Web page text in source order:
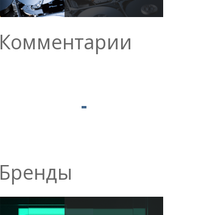
Комментарии
Бренды